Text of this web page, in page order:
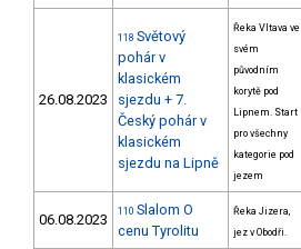
26.08.2023
118 Světový
pohár v
klasickém
sjezdu + 7.
Český pohár v
klasickém
sjezdu na Lipně
Řeka Vltava ve
svém
původním
korytě pod
Lipnem. Start
pro všechny
kategorie pod
jezem
06.08.2023 110 Slalom O
cenu Tyrolitu
Řeka Jizera,
jez v Obodři.